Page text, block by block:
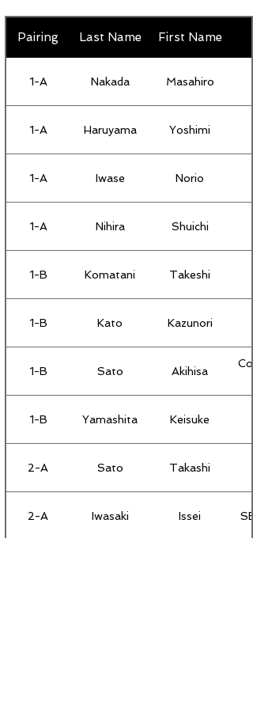
Pairing Last Name First Name
1-A Nakada Masahiro
1-A Haruyama Yoshimi
1-A Iwase Norio
1-A Nihira Shuichi
1-B Komatani Takeshi
1-B Kato Kazunori
1-B Sato Akihisa
1-B Yamashita Keisuke
2-A Sato Takashi
2-A Iwasaki Issei